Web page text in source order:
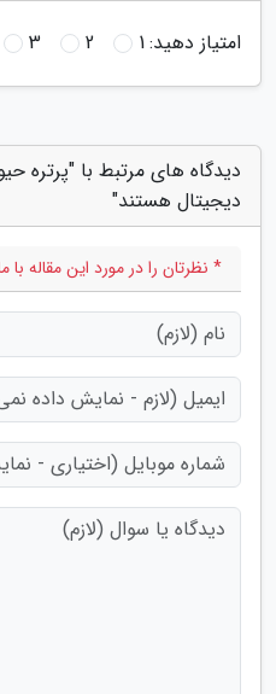
امتیاز دهید:1
2
3
دیدگاه های مرتبط با "پرتره
دیجیتال هستند"
* نظرتان را در مورد این مقاله با